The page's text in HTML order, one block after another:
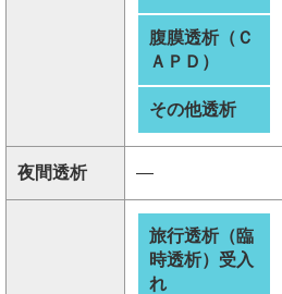
腹膜透析（Ｃ
ＡＰＤ）
その他透析
夜間透析 ―
旅行透析（臨
時透析）受入
れ